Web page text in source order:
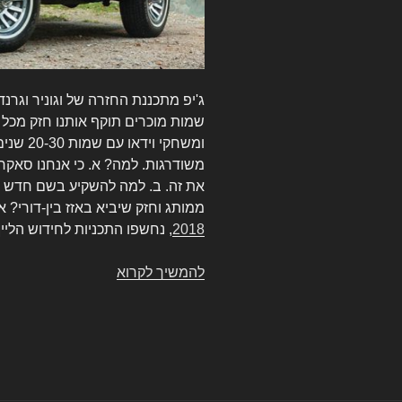
שמות מוכרים תוקף אותנו חזק מכל
משודרגות. למה? א. כי אנחנו
את זה. ב. למה להשקיע בשם
ממותג וחזק שיביא באזז בין-דורי?
2018, נחשפו התכניות לחידוש
להמשיך לקרוא